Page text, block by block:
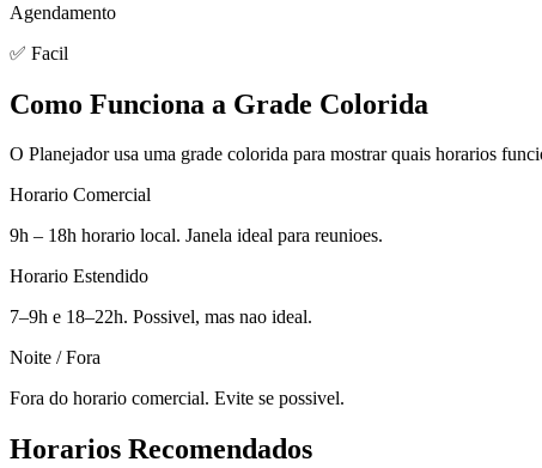
Agendamento
✅ Facil
Como Funciona a Grade Colorida
O Planejador usa uma grade colorida para mostrar quais horarios
Horario Comercial
9h – 18h horario local. Janela ideal para reunioes.
Horario Estendido
7–9h e 18–22h. Possivel, mas nao ideal.
Noite / Fora
Fora do horario comercial. Evite se possivel.
Horarios Recomendados